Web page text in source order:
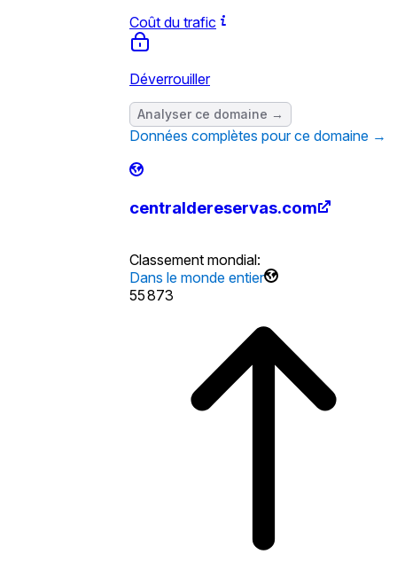
Coût du trafic
Déverrouiller
Analyser ce domaine →
Données complètes pour ce domaine →
centraldereservas.com
Classement mondial:
Dans le monde entier
55 873